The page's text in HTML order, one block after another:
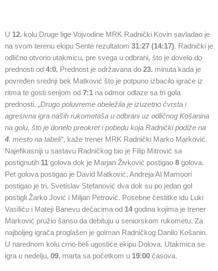
U 12. kolu Druge lige Vojvodine MRK Radnički Kovin savladao je
na svom terenu ekipu Sente rezultatom 31:27 (14:17). Radnički je
odlično otvorio utakmicu, pre svega u odbrani, što je dovelo do
prednosti od 4:0. Prednost je održavana do 23. minuta kada je
povređen srednji bek Matković što je potpuno izbacilo igrače iz
ritma te gosti serijom od 7:1 na odmor odlaze sa tri gola
prednosti. „Drugo poluvreme obeležila je izuzetno čvrsta i
agresivna igra naših rukometaša u odbrani uz odličnog Košanina
na golu, što je donelo preokret i pobedu koja Radnički podiže na
4. mesto na tabeli“, kaže trener MRK Radnički Marko Marković.
Najefikasniji u sastavu Radničkog bio je Filip Mitrović sa
postignutih 11 golova dok je Marjan Živković postigao 8 golova.
Pet golova postigao je David Matković, Andreja Al Mamoori
postigao je tri, Svetislav Stefanović dva dok su po jedan gol
postigli Žarko Jović i Miljan Petrović. Posebne čestitke idu Luki
Vasiliću i Mateji Banevu dečacima od 14godina kojima je trener
Marković pružio šansu da debituju u seniorskom rukometu. Za
najboljeg igrača proglašen je golman Radničkog Danilo Košanin.
U narednom kolu crno-beli ugostiće ekipu Dolova. Utakmica se
igra u nedelju, 09. marta sa početkom u 19:00 časova.